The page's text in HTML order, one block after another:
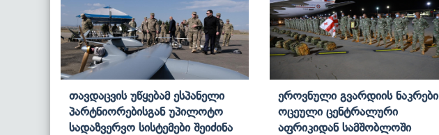
Თავდაცვის Უწყებამ Ესპანელი
Პარტნიორებისგან Უპილოტო
Სადაზვერვო Სისტემები Შეიძინა
Ეროვნული Გვარდიის Ნაკრები
Ოცეული Ცენტრალური
Აფრიკიდან Სამშობლოში